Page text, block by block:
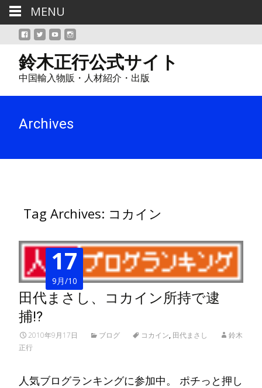
鈴木正行公式サイト
中国輸入物販・人材紹介・出版
Archives
Tag Archives: コカイン
17
9月/10
田代まさし、コカイン所持で逮
捕!?
2010年9月17日 ブログ コカイン, 田代まさし
鈴木
正行
人気ブログランキングに参加中。 ポチっと押し
MENU